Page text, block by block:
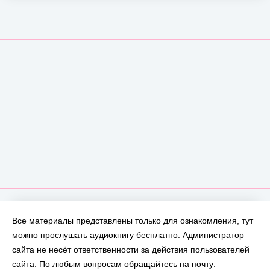
Все материалы представлены только для ознакомления, тут
можно прослушать аудиокнигу бесплатно. Администратор
сайта не несёт ответственности за действия пользователей
сайта. По любым вопросам обращайтесь на почту: